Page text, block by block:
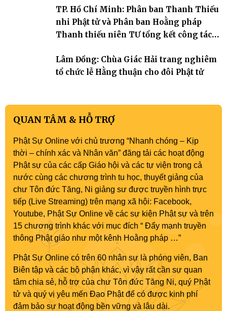
TP. Hồ Chí Minh: Phân ban Thanh Thiếu
nhi Phật tử và Phân ban Hoằng pháp
Thanh thiếu niên TƯ tổng kết công tác
Lâm Đồng: Chùa Giác Hải trang nghiêm
tổ chức lễ Hằng thuận cho đôi Phật tử
QUAN TÂM & HỖ TRỢ
Phật Sự Online với chủ trương “Nhanh chóng – Kịp
thời – chính xác và Nhân văn” đăng tải các hoạt động
Phật sự của các cấp Giáo hội và các tự viện trong cả
nước cùng các chương trình tu học, thuyết giảng của
chư Tôn đức Tăng, Ni giảng sư được truyền hình trực
tiếp (Live Streaming) trên mạng xã hội: Facebook,
Youtube, Phật Sự Online về các sự kiện Phật sự và trên
15 chương trình khác với mục đích “ Đẩy mạnh truyền
thông Phật giáo như một kênh Hoằng pháp …”
Phật Sự Online có trên 60 nhân sự là phóng viên, Ban
Biên tập và các bộ phận khác, vì vậy rất cần sự quan
tâm chia sẻ, hỗ trợ của chư Tôn đức Tăng Ni, quý Phật
tử và quý vị yêu mến Đạo Phật để có được kinh phí
đảm bảo sự hoạt động bền vững và lâu dài.